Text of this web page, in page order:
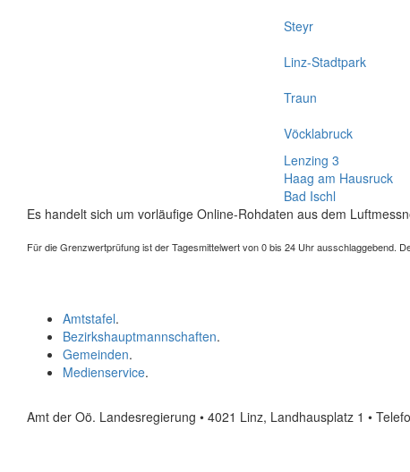
Steyr
Linz-Stadtpark
Traun
Vöcklabruck
Lenzing 3
Haag am Hausruck
Bad Ischl
Es handelt sich um vorläufige Online-Rohdaten aus dem
Für die Grenzwertprüfung ist der Tagesmittelwert von 0 bis 24 Uhr ausschlaggebend.
Amtstafel.
Bezirkshauptmannschaften.
Gemeinden.
Medienservice.
Amt der Oö. Landesregierung • 4021 Linz, Landhausplatz 1 •